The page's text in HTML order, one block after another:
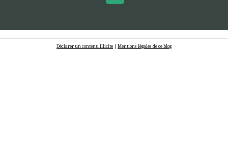
Déclarer un contenu illicite | Mentions légales de ce blog